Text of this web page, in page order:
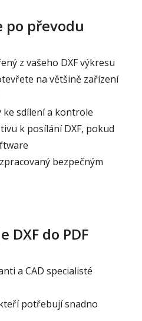
po převodu
z vašeho DXF výkresu
na většině zařízení
sdílení a kontrole
k posílání DXF, pokud
bezpečným
DXF do PDF
a CAD specialisté
potřebují snadno